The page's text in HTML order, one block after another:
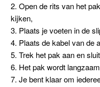
2. Open de rits van het
kijken,
3. Plaats je voeten in de
4. Plaats de kabel van de
5. Trek het pak aan en
6. Het pak wordt
7. Je bent klaar om